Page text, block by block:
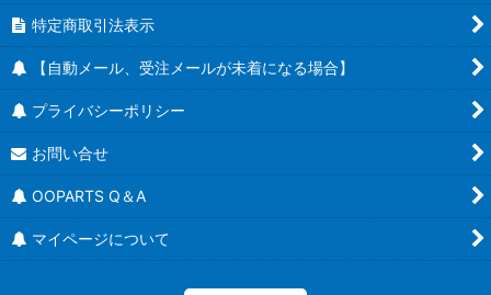
特定商取引法表示
【自動メール、受注メールが未着になる場合】
プライバシーポリシー
お問い合せ
OOPARTS Q＆A
マイページについて